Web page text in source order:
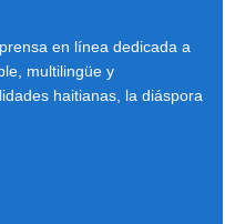
en línea dedicada a
multilingüe y
haitianas, la diáspora